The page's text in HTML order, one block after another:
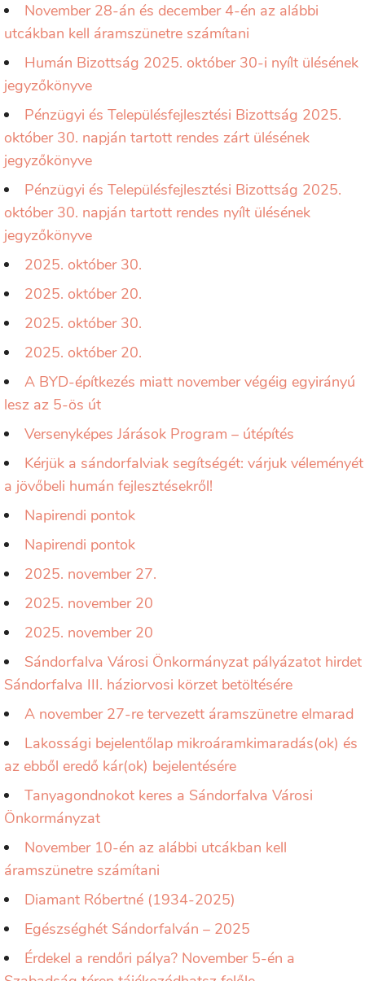
November 28-án és december 4-én az alábbi
utcákban kell áramszünetre számítani
Humán Bizottság 2025. október 30-i nyílt ülésének
jegyzőkönyve
Pénzügyi és Településfejlesztési Bizottság 2025.
október 30. napján tartott rendes zárt ülésének
jegyzőkönyve
Pénzügyi és Településfejlesztési Bizottság 2025.
október 30. napján tartott rendes nyílt ülésének
jegyzőkönyve
2025. október 30.
2025. október 20.
2025. október 30.
2025. október 20.
A BYD-építkezés miatt november végéig egyirányú
lesz az 5-ös út
Versenyképes Járások Program – útépítés
Kérjük a sándorfalviak segítségét: várjuk véleményét
a jövőbeli humán fejlesztésekről!
Napirendi pontok
Napirendi pontok
2025. november 27.
2025. november 20
2025. november 20
Sándorfalva Városi Önkormányzat pályázatot hirdet
Sándorfalva III. háziorvosi körzet betöltésére
A november 27-re tervezett áramszünetre elmarad
Lakossági bejelentőlap mikroáramkimaradás(ok) és
az ebből eredő kár(ok) bejelentésére
Tanyagondnokot keres a Sándorfalva Városi
Önkormányzat
November 10-én az alábbi utcákban kell
áramszünetre számítani
Diamant Róbertné (1934-2025)
Egészséghét Sándorfalván – 2025
Érdekel a rendőri pálya? November 5-én a